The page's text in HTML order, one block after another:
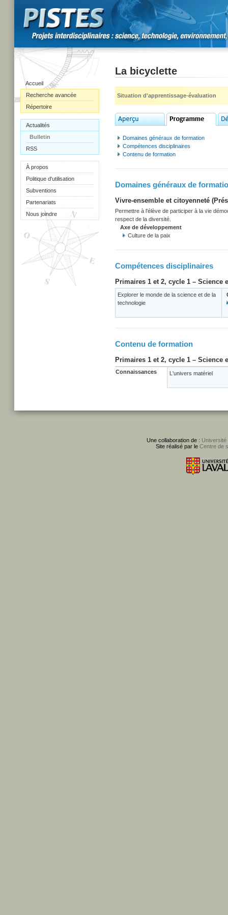
Accueil
Recherche avancée
Répertoire
Actualités
Bulletin
RSS
À propos
Politique d'utilisation
Subventions
Partenariats
Nous joindre
La bicyclette
Situation d'apprentissage-évaluation
Domaines généraux de formation
Compétences disciplinaires
Contenu de formation
Domaines généraux de
Vivre-ensemble et citoyenneté
Permettre à l'élève de participer à la vie
respect de la diversité.
Axe de développement
Culture de la paix
Compétences disciplinaires
Primaires 1 et 2, cycle 1 – Science
Explorer le monde de la science et de la
technologie
Contenu de formation
Primaires 1 et 2, cycle 1 – Science
Connaissances L'univers matériel
Une collaboration de : Université
Site réalisé par le Centre de